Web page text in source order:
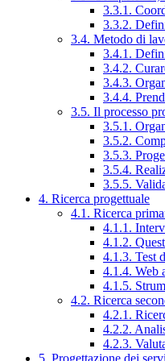
3.3.1.
3.3.2.
3.4. Metodo di
3.4.1.
3.4.2.
3.4.3.
3.4.4.
3.5. Il processo
3.5.1.
3.5.2.
3.5.3.
3.5.4.
3.5.5.
4. Ricerca progettuale
4.1. Ricerca
4.1.1.
4.1.2.
4.1.3. Test
4.1.4. Web
4.1.5.
4.2. Ricerca
4.2.1.
4.2.2.
4.2.3.
5. Progettazione dei